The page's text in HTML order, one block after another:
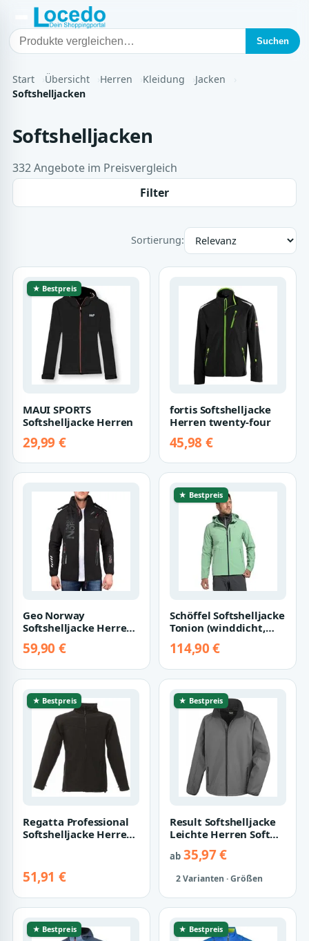
Suchen
Start Übersicht Herren Kleidung
Jacken
Softshelljacken
Softshelljacken
332 Angebote im Preisvergleich
Filter
Sortierung:
★ Bestpreis
MAUI SPORTS
Softshelljacke Herren
29,99 €
fortis Softshelljacke
Herren twenty-four
45,98 €
Geo Norway
Softshelljacke Herren
Regular Fit
Windbreaker
59,90 €
★ Bestpreis
Schöffel Softshelljacke
Tonion (winddicht,
atmungsaktiv)
mintgrün Herr…
114,90 €
★ Bestpreis
Regatta Professional
Softshelljacke Herren
51,91 €
★ Bestpreis
Result Softshelljacke
Leichte Herren Soft
ab35,97 €
2 Varianten · Größen
★ Bestpreis ★ Bestpreis